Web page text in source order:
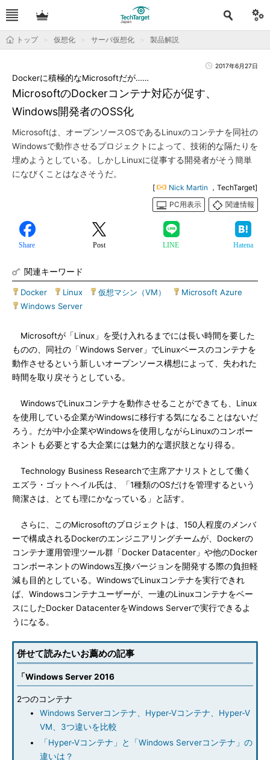
トップ 仮想化 サーバ仮想化 製品解説
2017年6月27日
MicrosoftのDockerコンテナ対応が促す、
Windows開発者のOSS化
Dockerに積極的なMicrosoftだが……
Microsoftは、オープンソースOSであるLinuxのコンテナを同社の
Windowsで動作させるプロジェクトによって、技術的な隔たりを
埋めようとしている。しかしLinuxに従事する開発者がそう簡単
になびくことはなさそうだ。
[ Nick Martin ，TechTarget]
PC用表示
関連情報
Share Post LINE Hatena
関連キーワード
Docker Linux 仮想マシン（VM） Microsoft Azure
Windows Server
Microsoftが「Linux」を受け入れるまでには長い時間を要した
ものの、同社の「Windows Server」でLinuxベースのコンテナを
動作させるという新しいオープンソース構想によって、失われた
時間を取り戻そうとしている。
WindowsでLinuxコンテナを動作させることができても、Linux
を使用している企業がWindowsに移行する気になることはないだ
ろう。だが中小企業やWindowsを使用しながらLinuxのコンポー
ネントも必要とする大企業には魅力的な選択肢となり得る。
Technology Business Researchで主席アナリストとして働く
エズラ・ゴットヘイル氏は、「1種類のOSだけを管理するという
簡潔さは、とても理にかなっている」と話す。
さらに、このMicrosoftのプロジェクトは、150人程度のメンバ
ーで構成されるDockerのエンジニアリングチームが、Dockerの
コンテナ運用管理ツール群「Docker Datacenter」や他のDocker
コンポーネントのWindows互換バージョンを開発する際の負担軽
減も目的としている。WindowsでLinuxコンテナを実行できれ
ば、Windowsコンテナユーザーが、一連のLinuxコンテナをベー
スにしたDocker DatacenterをWindows Serverで実行できるよ
うになる。
併せて読みたいお薦めの記事
「Windows Server 2016
2つのコンテナ
Windows Serverコンテナ、Hyper-Vコンテナ、Hyper-V
VM、3つ違いを比較
「Hyper-Vコンテナ」と「Windows Serverコンテナ」の
違いは？